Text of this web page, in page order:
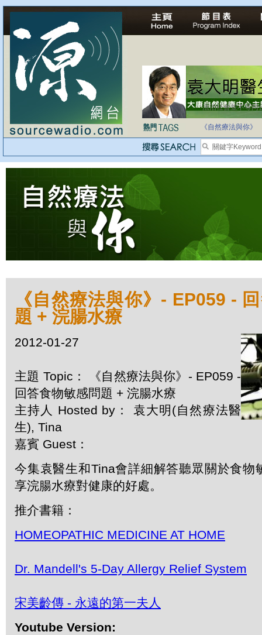
法治社會並不等同
《自然療法與你》
《自然療法與你》- EP059 -
題 + 浣腸水療
2012-01-27
主題 Topic： 《自然療法與你》- EP059 -
回答食物敏感問題 + 浣腸水療
主持人 Hosted by： 袁大明(自然療法醫
生), Tina
嘉賓 Guest：
今集袁醫生和Tina會詳細解答聽眾關於食物
享浣腸水療對健康的好處。
推介書籍：
HOMEOPATHIC MEDICINE AT HOME
Dr. Mandell's 5-Day Allergy Relief System
宋美齡傳 - 永遠的第一夫人
Youtube Version: